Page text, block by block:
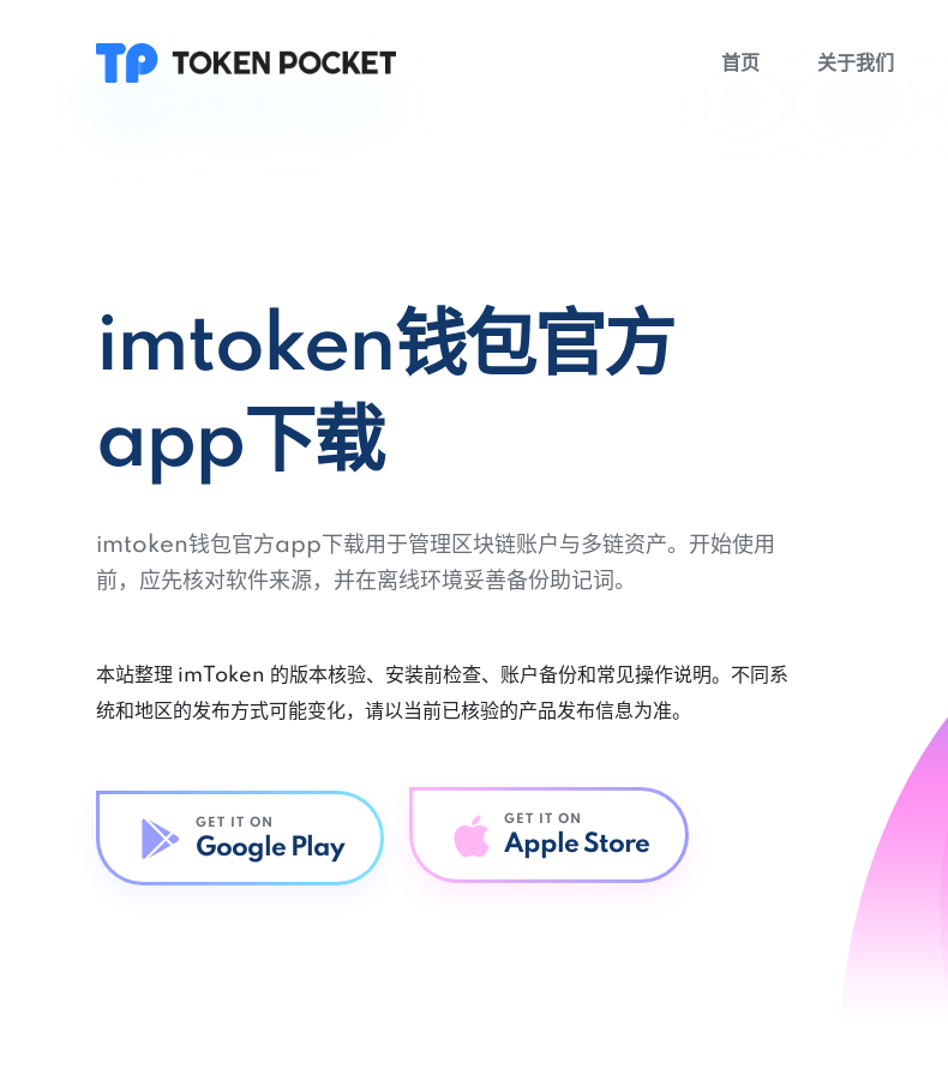
首页 关于我们
imtoken钱包官方
app下载
imtoken钱包官方app下载用于管理区块链账户与多链资产。开始使用
前，应先核对软件来源，并在离线环境妥善备份助记词。
本站整理 imToken 的版本核验、安装前检查、账户备份和常见操作说明。不同系
统和地区的发布方式可能变化，请以当前已核验的产品发布信息为准。
GET IT ON
Google Play
GET IT ON
Apple Store